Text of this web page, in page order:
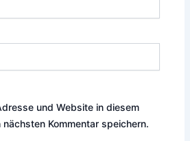
und Website in diesem
Kommentar speichern.